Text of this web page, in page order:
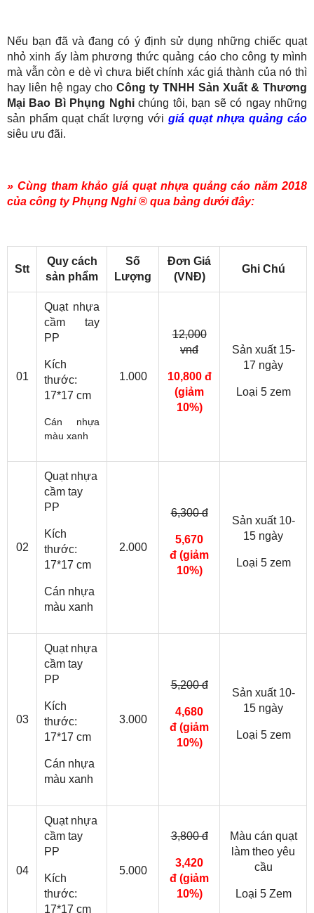
Nếu bạn đã và đang có ý định sử dụng những chiếc quạt
nhỏ xinh ấy làm phương thức quảng cáo cho công ty mình
mà vẫn còn e dè vì chưa biết chính xác giá thành của nó thì
hay liên hệ ngay cho Công ty TNHH Sản Xuất & Thương
Mại Bao Bì Phụng Nghichúng tôi, bạn sẽ có ngay những
sản phẩm quạt chất lượng với giá quạt nhựa quảng cáo
siêu ưu đãi.
» Cùng tham khảo giá quạt nhựa quảng cáo năm 2018
của công ty Phụng Nghi ® qua bảng dưới đây:
Stt
Quy cách
sản phẩm
Số
Lượng
Đơn Giá
(VNĐ)
Ghi Chú
01
Quạt nhựa
cầm tay
PP
Kích
thước:
17*17 cm
Cán nhựa
màu xanh
1.000
12,000
vnđ
10,800 đ
(giảm
10%)
Sản xuất 15-
17 ngày
Loại 5 zem
02
Quạt nhựa
cầm tay
PP
Kích
thước:
17*17 cm
Cán nhựa
màu xanh
2.000
6,300 đ
5,670
đ (giảm
10%)
Sản xuất 10-
15 ngày
Loại 5 zem
03
Quạt nhựa
cầm tay
PP
Kích
thước:
17*17 cm
Cán nhựa
màu xanh
3.000
5,200 đ
4,680
đ (giảm
10%)
Sản xuất 10-
15 ngày
Loại 5 zem
04
Quạt nhựa
cầm tay
PP
Kích
thước:
17*17 cm
5.000
3,800 đ
3,420
đ (giảm
10%)
Màu cán quạt
làm theo yêu
cầu
Loại 5 Zem